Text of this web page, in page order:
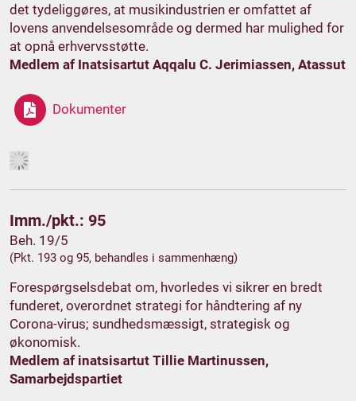
det tydeliggøres, at musikindustrien er omfattet af
lovens anvendelsesområde og dermed har mulighed for
at opnå erhvervsstøtte.
Medlem af Inatsisartut Aqqalu C. Jerimiassen, Atassut
Dokumenter
Imm./pkt.: 95
Beh. 19/5
(Pkt. 193 og 95, behandles i sammenhæng)
Forespørgselsdebat om, hvorledes vi sikrer en bredt
funderet, overordnet strategi for håndtering af ny
Corona-virus; sundhedsmæssigt, strategisk og
økonomisk.
Medlem af inatsisartut Tillie Martinussen,
Samarbejdspartiet